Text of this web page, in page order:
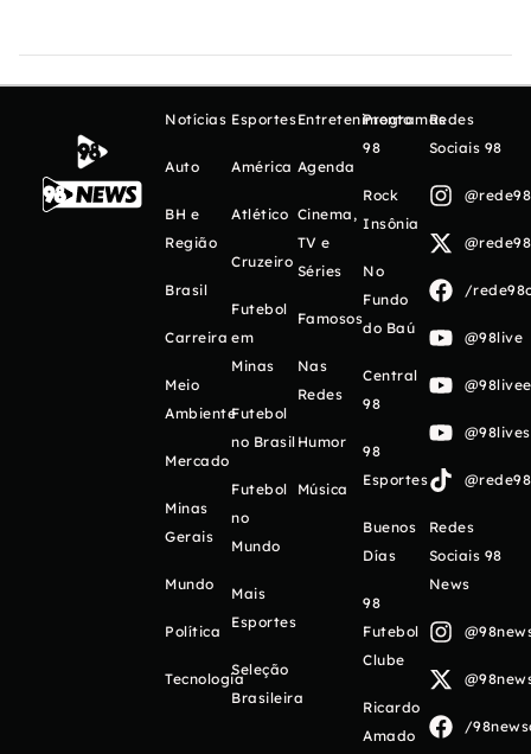
Notícias
Auto
BH e
Região
Brasil
Carreira
Meio
Ambiente
Mercado
Minas
Gerais
Mundo
Política
Tecnologia
Esportes
América
Atlético
Cruzeiro
Futebol
em
Minas
Futebol
no Brasil
Futebol
no
Mundo
Mais
Esportes
Seleção
Brasileira
Entretenimento
Agenda
Cinema,
TV e
Séries
Famosos
Nas
Redes
Humor
Música
Programas
98
Rock
Insônia
No
Fundo
do Baú
Central
98
98
Esportes
Buenos
Días
98
Futebol
Clube
Ricardo
Amado
Redes
Sociais 98
/
@98live
Redes
Sociais 98
News
/